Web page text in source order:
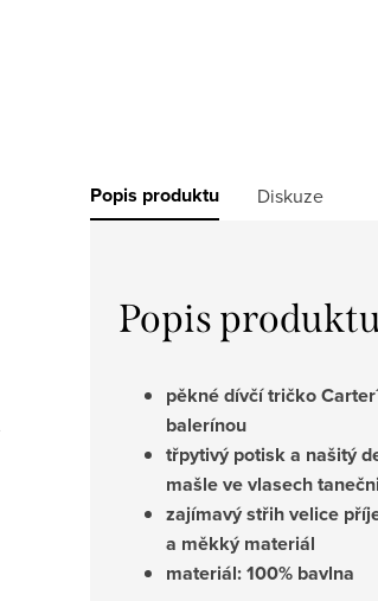
Popis produktu Diskuze
Popis
pěkné dívčí tričko
balerínou
třpytivý potisk a našitý
mašle ve vlasech
zajímavý střih velice
a měkký materiál
materiál: 100% bavlna